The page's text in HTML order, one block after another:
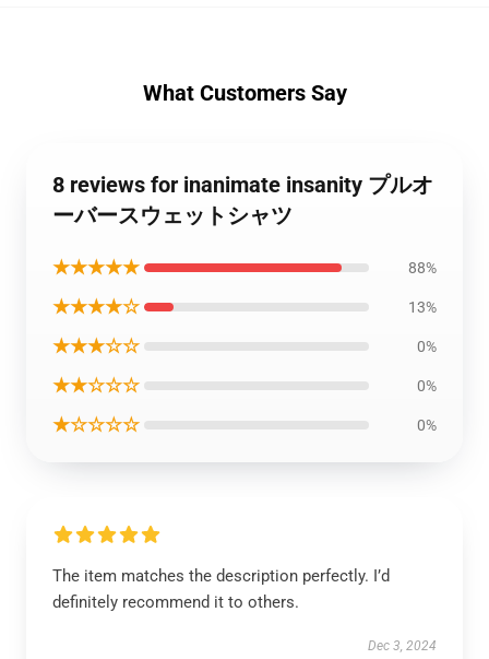
What Customers Say
8 reviews for inanimate insanity プルオ
ーバースウェットシャツ
★★★★★ 88%
★★★★☆ 13%
★★★☆☆ 0%
★★☆☆☆ 0%
★☆☆☆☆ 0%
The item matches the description perfectly. I’d
definitely recommend it to others.
Dec 3, 2024